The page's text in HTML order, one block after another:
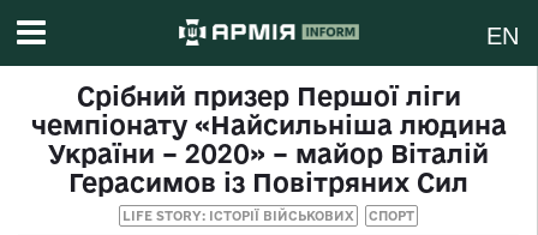
EN
Срібний призер Першої ліги
чемпіонату «Найсильніша людина
України – 2020» – майор Віталій
Герасимов із Повітряних Сил
LIFE STORY: ІСТОРІЇ ВІЙСЬКОВИХ СПОРТ